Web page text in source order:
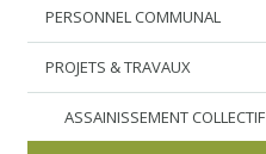
PERSONNEL COMMUNAL
PROJETS & TRAVAUX
ASSAINISSEMENT COLLECTIF